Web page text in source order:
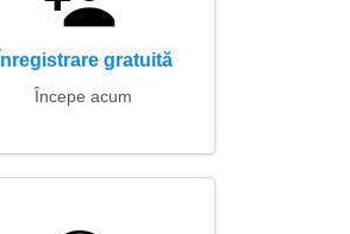
Înregistrare gratuită
Începe acum